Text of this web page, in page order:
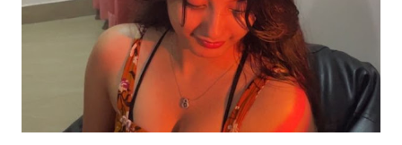
settle that debate once and for all. Whether you are a
student eyeing the lucrative RBI Rajbhasha Adhikari Salary
& Job Profile , a scholar researching Vidyapati...